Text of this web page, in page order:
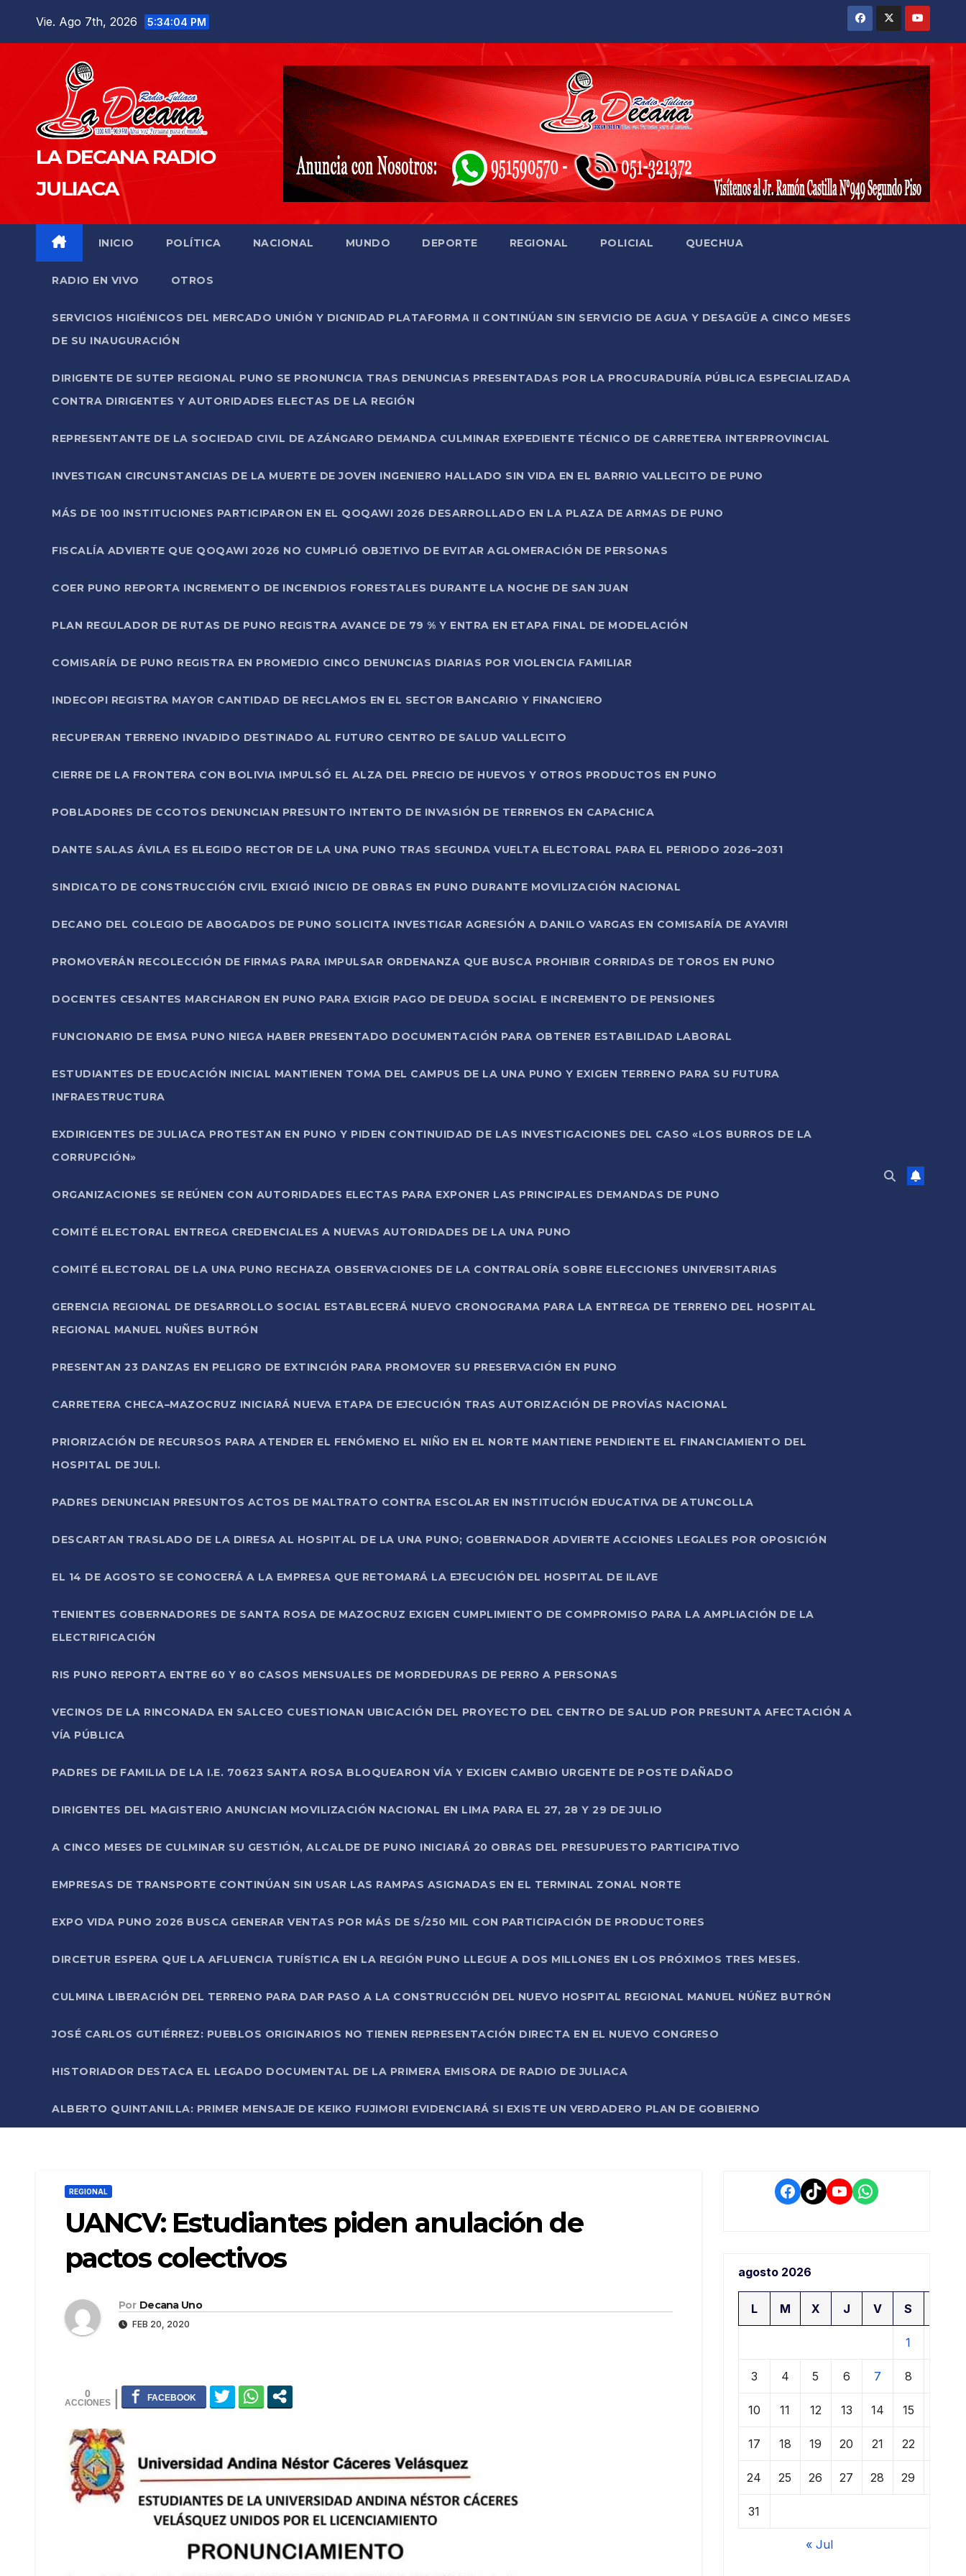
Vie. Ago 7th, 2026 5:34:05 PM
LA DECANA RADIO
JULIACA
INICIO POLÍTICA NACIONAL MUNDO DEPORTE REGIONAL POLICIAL QUECHUA
RADIO EN VIVO OTROS
SERVICIOS HIGIÉNICOS DEL MERCADO UNIÓN Y DIGNIDAD PLATAFORMA II CONTINÚAN SIN SERVICIO DE AGUA Y DESAGÜE A CINCO MESES
DE SU INAUGURACIÓN
DIRIGENTE DE SUTEP REGIONAL PUNO SE PRONUNCIA TRAS DENUNCIAS PRESENTADAS POR LA PROCURADURÍA PÚBLICA ESPECIALIZADA
CONTRA DIRIGENTES Y AUTORIDADES ELECTAS DE LA REGIÓN
REPRESENTANTE DE LA SOCIEDAD CIVIL DE AZÁNGARO DEMANDA CULMINAR EXPEDIENTE TÉCNICO DE CARRETERA INTERPROVINCIAL
INVESTIGAN CIRCUNSTANCIAS DE LA MUERTE DE JOVEN INGENIERO HALLADO SIN VIDA EN EL BARRIO VALLECITO DE PUNO
MÁS DE 100 INSTITUCIONES PARTICIPARON EN EL QOQAWI 2026 DESARROLLADO EN LA PLAZA DE ARMAS DE PUNO
FISCALÍA ADVIERTE QUE QOQAWI 2026 NO CUMPLIÓ OBJETIVO DE EVITAR AGLOMERACIÓN DE PERSONAS
COER PUNO REPORTA INCREMENTO DE INCENDIOS FORESTALES DURANTE LA NOCHE DE SAN JUAN
PLAN REGULADOR DE RUTAS DE PUNO REGISTRA AVANCE DE 79 % Y ENTRA EN ETAPA FINAL DE MODELACIÓN
COMISARÍA DE PUNO REGISTRA EN PROMEDIO CINCO DENUNCIAS DIARIAS POR VIOLENCIA FAMILIAR
INDECOPI REGISTRA MAYOR CANTIDAD DE RECLAMOS EN EL SECTOR BANCARIO Y FINANCIERO
RECUPERAN TERRENO INVADIDO DESTINADO AL FUTURO CENTRO DE SALUD VALLECITO
CIERRE DE LA FRONTERA CON BOLIVIA IMPULSÓ EL ALZA DEL PRECIO DE HUEVOS Y OTROS PRODUCTOS EN PUNO
POBLADORES DE CCOTOS DENUNCIAN PRESUNTO INTENTO DE INVASIÓN DE TERRENOS EN CAPACHICA
DANTE SALAS ÁVILA ES ELEGIDO RECTOR DE LA UNA PUNO TRAS SEGUNDA VUELTA ELECTORAL PARA EL PERIODO 2026–2031
SINDICATO DE CONSTRUCCIÓN CIVIL EXIGIÓ INICIO DE OBRAS EN PUNO DURANTE MOVILIZACIÓN NACIONAL
DECANO DEL COLEGIO DE ABOGADOS DE PUNO SOLICITA INVESTIGAR AGRESIÓN A DANILO VARGAS EN COMISARÍA DE AYAVIRI
PROMOVERÁN RECOLECCIÓN DE FIRMAS PARA IMPULSAR ORDENANZA QUE BUSCA PROHIBIR CORRIDAS DE TOROS EN PUNO
DOCENTES CESANTES MARCHARON EN PUNO PARA EXIGIR PAGO DE DEUDA SOCIAL E INCREMENTO DE PENSIONES
FUNCIONARIO DE EMSA PUNO NIEGA HABER PRESENTADO DOCUMENTACIÓN PARA OBTENER ESTABILIDAD LABORAL
ESTUDIANTES DE EDUCACIÓN INICIAL MANTIENEN TOMA DEL CAMPUS DE LA UNA PUNO Y EXIGEN TERRENO PARA SU FUTURA
INFRAESTRUCTURA
EXDIRIGENTES DE JULIACA PROTESTAN EN PUNO Y PIDEN CONTINUIDAD DE LAS INVESTIGACIONES DEL CASO «LOS BURROS DE LA
CORRUPCIÓN»
ORGANIZACIONES SE REÚNEN CON AUTORIDADES ELECTAS PARA EXPONER LAS PRINCIPALES DEMANDAS DE PUNO
COMITÉ ELECTORAL ENTREGA CREDENCIALES A NUEVAS AUTORIDADES DE LA UNA PUNO
COMITÉ ELECTORAL DE LA UNA PUNO RECHAZA OBSERVACIONES DE LA CONTRALORÍA SOBRE ELECCIONES UNIVERSITARIAS
GERENCIA REGIONAL DE DESARROLLO SOCIAL ESTABLECERÁ NUEVO CRONOGRAMA PARA LA ENTREGA DE TERRENO DEL HOSPITAL
REGIONAL MANUEL NUÑES BUTRÓN
PRESENTAN 23 DANZAS EN PELIGRO DE EXTINCIÓN PARA PROMOVER SU PRESERVACIÓN EN PUNO
CARRETERA CHECA–MAZOCRUZ INICIARÁ NUEVA ETAPA DE EJECUCIÓN TRAS AUTORIZACIÓN DE PROVÍAS NACIONAL
PRIORIZACIÓN DE RECURSOS PARA ATENDER EL FENÓMENO EL NIÑO EN EL NORTE MANTIENE PENDIENTE EL FINANCIAMIENTO DEL
HOSPITAL DE JULI.
PADRES DENUNCIAN PRESUNTOS ACTOS DE MALTRATO CONTRA ESCOLAR EN INSTITUCIÓN EDUCATIVA DE ATUNCOLLA
DESCARTAN TRASLADO DE LA DIRESA AL HOSPITAL DE LA UNA PUNO; GOBERNADOR ADVIERTE ACCIONES LEGALES POR OPOSICIÓN
EL 14 DE AGOSTO SE CONOCERÁ A LA EMPRESA QUE RETOMARÁ LA EJECUCIÓN DEL HOSPITAL DE ILAVE
TENIENTES GOBERNADORES DE SANTA ROSA DE MAZOCRUZ EXIGEN CUMPLIMIENTO DE COMPROMISO PARA LA AMPLIACIÓN DE LA
ELECTRIFICACIÓN
RIS PUNO REPORTA ENTRE 60 Y 80 CASOS MENSUALES DE MORDEDURAS DE PERRO A PERSONAS
VECINOS DE LA RINCONADA EN SALCEO CUESTIONAN UBICACIÓN DEL PROYECTO DEL CENTRO DE SALUD POR PRESUNTA AFECTACIÓN A
VÍA PÚBLICA
PADRES DE FAMILIA DE LA I.E. 70623 SANTA ROSA BLOQUEARON VÍA Y EXIGEN CAMBIO URGENTE DE POSTE DAÑADO
DIRIGENTES DEL MAGISTERIO ANUNCIAN MOVILIZACIÓN NACIONAL EN LIMA PARA EL 27, 28 Y 29 DE JULIO
A CINCO MESES DE CULMINAR SU GESTIÓN, ALCALDE DE PUNO INICIARÁ 20 OBRAS DEL PRESUPUESTO PARTICIPATIVO
EMPRESAS DE TRANSPORTE CONTINÚAN SIN USAR LAS RAMPAS ASIGNADAS EN EL TERMINAL ZONAL NORTE
EXPO VIDA PUNO 2026 BUSCA GENERAR VENTAS POR MÁS DE S/250 MIL CON PARTICIPACIÓN DE PRODUCTORES
DIRCETUR ESPERA QUE LA AFLUENCIA TURÍSTICA EN LA REGIÓN PUNO LLEGUE A DOS MILLONES EN LOS PRÓXIMOS TRES MESES.
CULMINA LIBERACIÓN DEL TERRENO PARA DAR PASO A LA CONSTRUCCIÓN DEL NUEVO HOSPITAL REGIONAL MANUEL NÚÑEZ BUTRÓN
JOSÉ CARLOS GUTIÉRREZ: PUEBLOS ORIGINARIOS NO TIENEN REPRESENTACIÓN DIRECTA EN EL NUEVO CONGRESO
HISTORIADOR DESTACA EL LEGADO DOCUMENTAL DE LA PRIMERA EMISORA DE RADIO DE JULIACA
ALBERTO QUINTANILLA: PRIMER MENSAJE DE KEIKO FUJIMORI EVIDENCIARÁ SI EXISTE UN VERDADERO PLAN DE GOBIERNO
REGIONAL
UANCV: Estudiantes piden anulación de
pactos colectivos
Por Decana Uno
FEB 20, 2020
0
Facebook
TikTokYouTube
WhatsApp
agosto 2026
L M X J V S
1
3 4 5 6 7 8
10 11 12 13 14 15
17 18 19 20 21 22
24 25 26 27 28 29
31
« Jul